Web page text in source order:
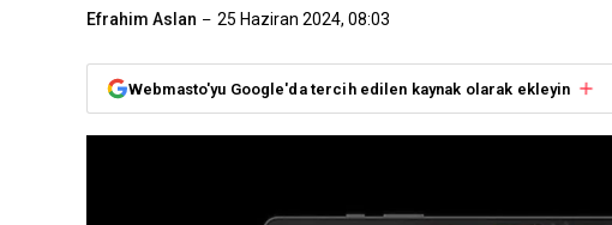
Efrahim Aslan 25 Haziran 2024, 08:03
Webmasto'yu Google'da tercih edilen kaynak olarak ekleyin